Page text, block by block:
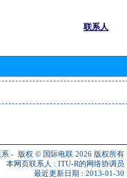
联系人
- 版权 © 国际电联 2026 版权所有
本网页联系人 : ITU-R的网络协调员
最近更新日期 : 2013-01-30